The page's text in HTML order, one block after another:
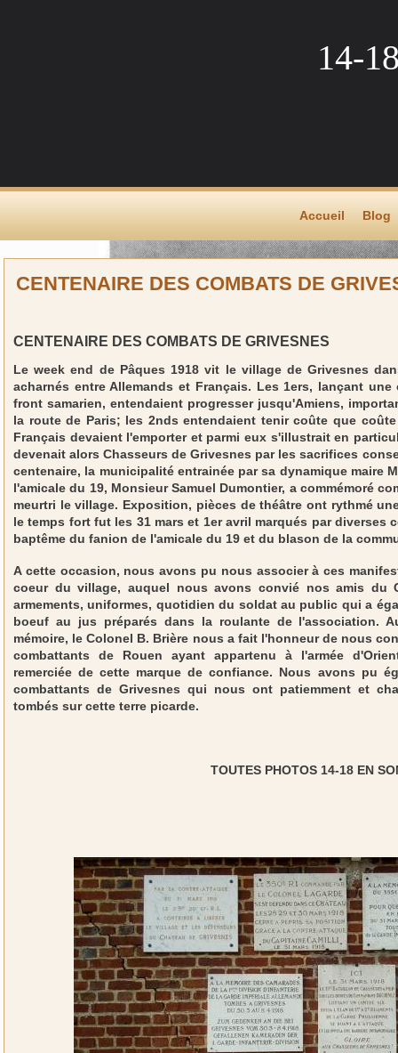
14-
Accueil Blog
CENTENAIRE DES COMBATS DE
CENTENAIRE DES COMBATS DE GRIVESNES
Le week end de Pâques 1918 vit le village de Grivesnes
acharnés entre Allemands et Français. Les 1ers, lançant
front samarien, entendaient progresser jusqu'Amiens,
la route de Paris; les 2nds entendaient tenir coûte que
Français devaient l'emporter et parmi eux s'illustrait en
devenait alors Chasseurs de Grivesnes par les sacrifices
centenaire, la municipalité entrainée par sa dynamique maire
l'amicale du 19, Monsieur Samuel Dumontier, a commémoré
meurtri le village. Exposition, pièces de théâtre ont rythmé
le temps fort fut les 31 mars et 1er avril marqués par diverses
baptême du fanion de l'amicale du 19 et du blason de la
A cette occasion, nous avons pu nous associer à ces
coeur du village, auquel nous avons convié nos amis du
armements, uniformes, quotidien du soldat au public qui a
boeuf au jus préparés dans la roulante de l'association.
mémoire, le Colonel B. Brière nous a fait l'honneur de nous
combattants de Rouen ayant appartenu à l'armée
remerciée de cette marque de confiance. Nous avons pu
combattants de Grivesnes qui nous ont patiemment et
tombés sur cette terre picarde.
TOUTES PHOTOS 14-18 EN